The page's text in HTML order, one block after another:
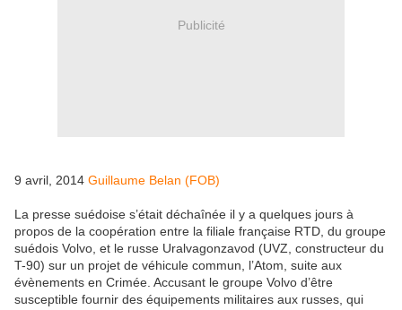
Publicité
9 avril, 2014 Guillaume Belan (FOB)
La presse suédoise s’était déchaînée il y a quelques jours à
propos de la coopération entre la filiale française RTD, du groupe
suédois Volvo, et le russe Uralvagonzavod (UVZ, constructeur du
T-90) sur un projet de véhicule commun, l’Atom, suite aux
évènements en Crimée. Accusant le groupe Volvo d’être
susceptible fournir des équipements militaires aux russes, qui